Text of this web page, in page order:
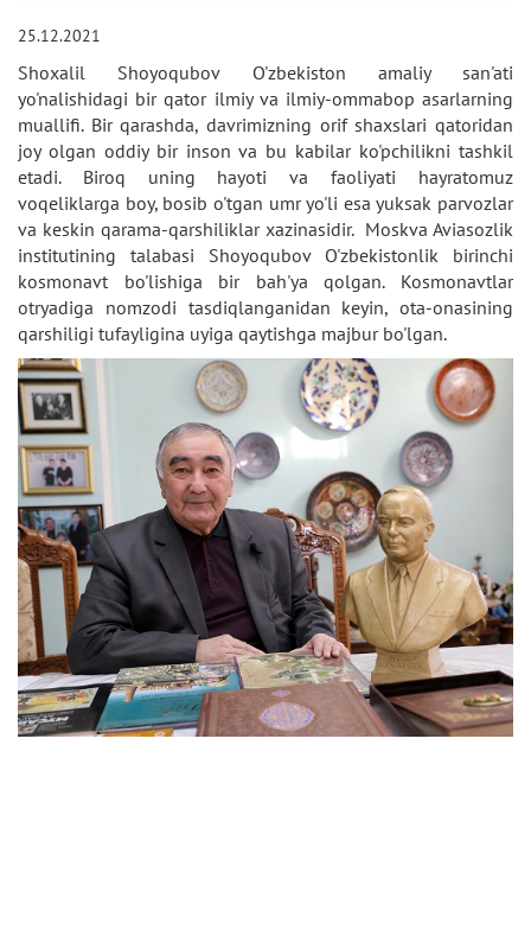
25.12.2021
Shoxalil Shoyoqubov O'zbekiston amaliy san'ati
yo'nalishidagi bir qator ilmiy va ilmiy-ommabop asarlarning
muallifi. Bir qarashda, davrimizning orif shaxslari qatoridan
joy olgan oddiy bir inson va bu kabilar ko'pchilikni tashkil
etadi. Biroq uning hayoti va faoliyati hayratomuz
voqeliklarga boy, bosib o'tgan umr yo'li esa yuksak parvozlar
va keskin qarama-qarshiliklar xazinasidir. Moskva Aviasozlik
institutining talabasi Shoyoqubov O'zbekistonlik birinchi
kosmonavt bo'lishiga bir bah'ya qolgan. Kosmonavtlar
otryadiga nomzodi tasdiqlanganidan keyin, ota-onasining
qarshiligi tufayligina uyiga qaytishga majbur bo'lgan.